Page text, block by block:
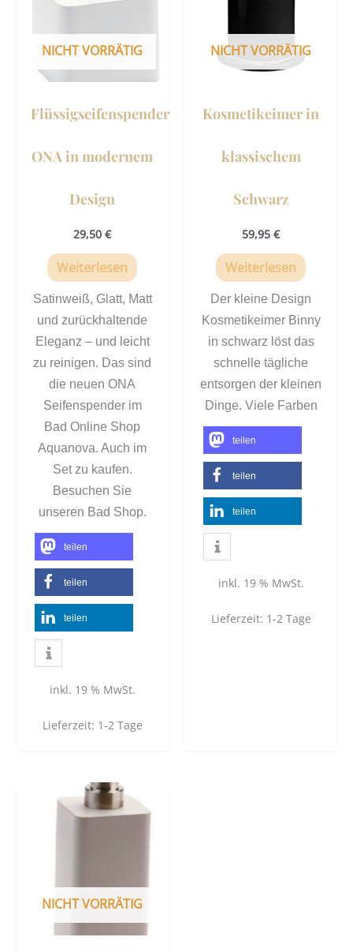
NICHT VORRÄTIG
Flüssigseifenspender
ONA in modernem
Design
29,50 €
Weiterlesen
Satinweiß, Glatt, Matt
und zurückhaltende
Eleganz – und leicht
zu reinigen. Das sind
die neuen ONA
Seifenspender im
Bad Online Shop
Aquanova. Auch im
Set zu kaufen.
Besuchen Sie
unseren Bad Shop.
teilen
teilen
teilen
inkl. 19 % MwSt.
Lieferzeit: 1-2 Tage
NICHT VORRÄTIG
Kosmetikeimer in
klassischem
Schwarz
59,95 €
Weiterlesen
Der kleine Design
Kosmetikeimer Binny
in schwarz löst das
schnelle tägliche
entsorgen der kleinen
Dinge. Viele Farben
teilen
teilen
teilen
inkl. 19 % MwSt.
Lieferzeit: 1-2 Tage
NICHT VORRÄTIG